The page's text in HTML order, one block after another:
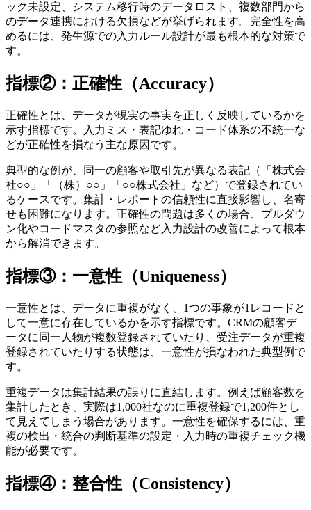
ック未設定、システム移行時のデータロスト、複数部門から
のデータ連携における欠損などが挙げられます。完全性を高
めるには、発生源での入力ルール設計が最も根本的な対策で
す。
指標②：正確性（Accuracy）
正確性とは、データが現実の事実を正しく反映しているかを
示す指標です。入力ミス・表記ゆれ・コード体系の不統一な
どが正確性を損なう主な原因です。
典型的な例が、同一の顧客や取引先が異なる表記（「株式会
社○○」「（株）○○」「○○株式会社」など）で登録されてい
るケースです。集計・レポートの信頼性に直接影響し、名寄
せも困難になります。正確性の問題は多くの場合、プルダウ
ン化やコードマスタの参照など入力設計の改善によって根本
から解消できます。
指標③：一意性（Uniqueness）
一意性とは、データに重複がなく、1つの事象が1レコードと
して一意に存在しているかを示す指標です。CRMの顧客デ
ータに同一人物が複数登録されていたり、受注データが重複
登録されていたりする状態は、一意性が損なわれた典型例で
す。
重複データは集計結果の誤りに直結します。例えば顧客数を
集計したとき、実際は1,000社なのに重複登録で1,200件とし
て見えてしまう場合があります。一意性を確保するには、重
複の検出・統合の判断基準の設定・入力時の重複チェック機
能が必要です。
指標④：整合性（Consistency）